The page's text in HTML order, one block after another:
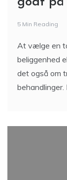
5 Min Reading
At vælge en
beliggenhed
det også om
behandlinger.